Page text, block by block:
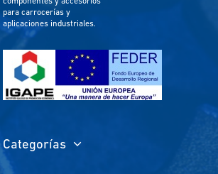
para carrocerías y
aplicaciones industriales.
Categorías